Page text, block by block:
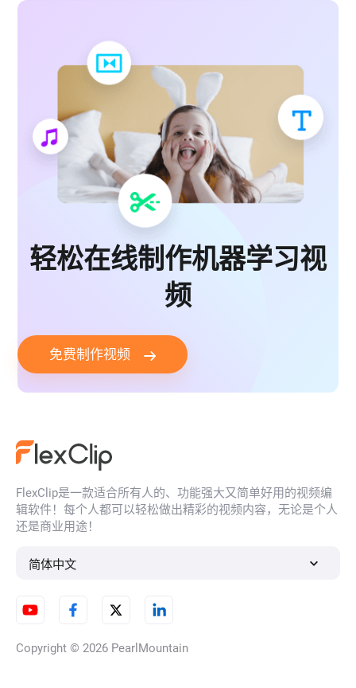
轻松在线制作机器学习视
频
免费制作视频
FlexClip是一款适合所有人的、功能强大又简单好用的视频编
辑软件！每个人都可以轻松做出精彩的视频内容，无论是个人
还是商业用途！
简体中文
Copyright © 2026 PearlMountain